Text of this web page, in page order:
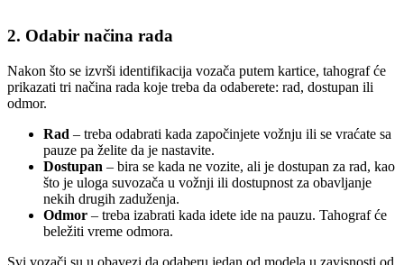
2. Odabir načina rada
Nakon što se izvrši identifikacija vozača putem kartice, tahograf će
prikazati tri načina rada koje treba da odaberete: rad, dostupan ili
odmor.
Rad – treba odabrati kada započinjete vožnju ili se vraćate sa
pauze pa želite da je nastavite.
Dostupan – bira se kada ne vozite, ali je dostupan za rad, kao
što je uloga suvozača u vožnji ili dostupnost za obavljanje
nekih drugih zaduženja.
Odmor – treba izabrati kada idete ide na pauzu. Tahograf će
beležiti vreme odmora.
Svi vozači su u obavezi da odaberu jedan od modela u zavisnosti od